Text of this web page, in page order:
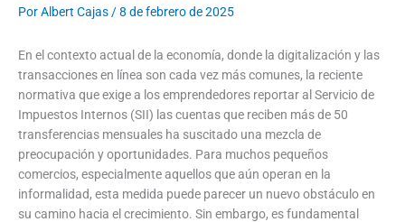
PorAlbert Cajas /8 de febrero de 2025
En el contexto actual de la economía, donde la digitalización y las
transacciones en línea son cada vez más comunes, la reciente
normativa que exige a los emprendedores reportar al Servicio de
Impuestos Internos (SII) las cuentas que reciben más de 50
transferencias mensuales ha suscitado una mezcla de
preocupación y oportunidades. Para muchos pequeños
comercios, especialmente aquellos que aún operan en la
informalidad, esta medida puede parecer un nuevo obstáculo en
su camino hacia el crecimiento. Sin embargo, es fundamental